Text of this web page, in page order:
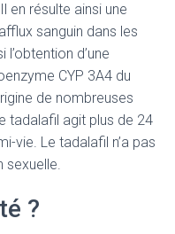
en résulte ainsi une
sanguin dans les
d’une
CYP 3A4 du
de nombreuses
tadalafil agit plus de 24
vie. Le tadalafil n’a pas
sexuelle.
?